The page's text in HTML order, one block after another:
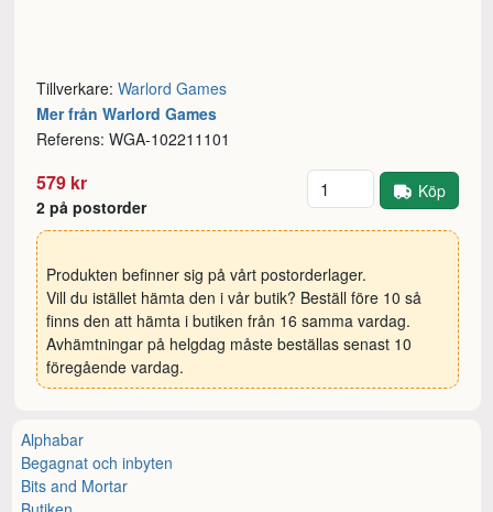
Tillverkare:Warlord Games
Mer från Warlord Games
Referens: WGA-102211101
579 kr
2 på postorder
Antal Köp
Produkten befinner sig på vårt postorderlager.
Vill du istället hämta den i vår butik? Beställ före 10 så
finns den att hämta i butiken från 16 samma vardag.
Avhämtningar på helgdag måste beställas senast 10
föregående vardag.
Alphabar
Begagnat och inbyten
Bits and Mortar